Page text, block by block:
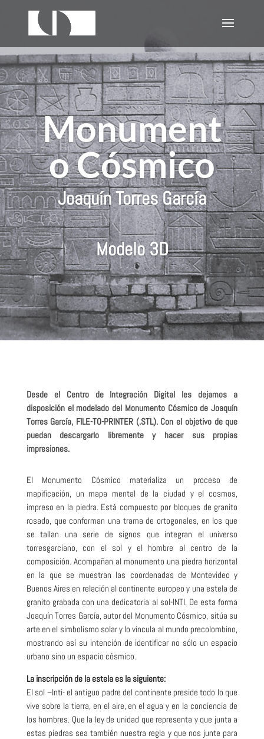
Monument
o Cósmico
Joaquín Torres García
Modelo 3D
Desde el Centro de Integración Digital les dejamos a
disposición el modelado del Monumento Cósmico de Joaquín
Torres García, FILE-TO-PRINTER (.STL). Con el objetivo de que
puedan descargarlo libremente y hacer sus propias
impresiones.
El Monumento Cósmico materializa un proceso de
mapificación, un mapa mental de la ciudad y el cosmos,
impreso en la piedra. Está compuesto por bloques de granito
rosado, que conforman una trama de ortogonales, en los que
se tallan una serie de signos que integran el universo
torresgarciano, con el sol y el hombre al centro de la
composición. Acompañan al monumento una piedra horizontal
en la que se muestran las coordenadas de Montevideo y
Buenos Aires en relación al continente europeo y una estela de
granito grabada con una dedicatoria al sol-INTI. De esta forma
Joaquín Torres García, autor del Monumento Cósmico, sitúa su
arte en el simbolismo solar y lo vincula al mundo precolombino,
mostrando así su intención de identificar no sólo un espacio
urbano sino un espacio cósmico.
La inscripción de la estela es la siguiente:
El sol –Inti- el antiguo padre del continente preside todo lo que
vive sobre la tierra, en el aire, en el agua y en la conciencia de
los hombres. Que la ley de unidad que representa y que junta a
estas piedras sea también nuestra regla y que nos junte para